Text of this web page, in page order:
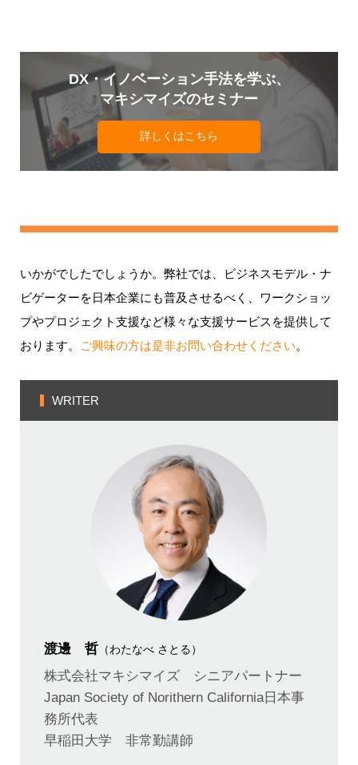
DX・イノベーション手法を学ぶ、
マキシマイズのセミナー
詳しくはこちら
いかがでしたでしょうか。弊社では、ビジネスモデル・ナ
ビゲーターを日本企業にも普及させるべく、ワークショッ
プやプロジェクト支援など様々な支援サービスを提供して
おります。
ご興味の方は是非お問い合わせください。
WRITER
渡邊 哲（わたなべ さとる）
株式会社マキシマイズ シニアパートナー
Japan Society of Norithern California日本事
務所代表
早稲田大学 非常勤講師